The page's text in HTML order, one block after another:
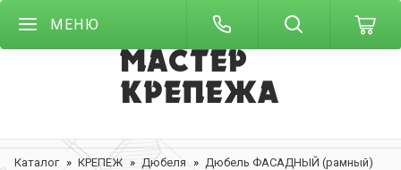
МЕНЮ
Каталог КРЕПЕЖ Дюбеля
Дюбель ФАСАДНЫЙ (рамный)